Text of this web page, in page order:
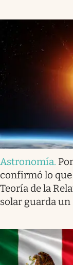
Astronomía.
confirmó lo
Teoría de la
solar guarda un